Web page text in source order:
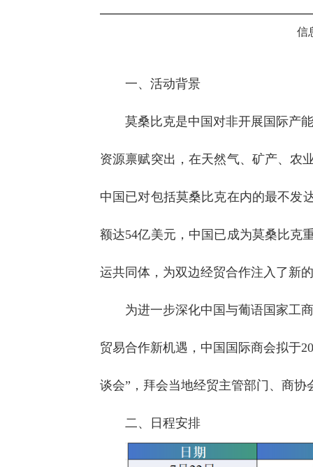
信
一、活动背景
莫桑比克是中国对非开展国际产
资源禀赋突出，在天然气、矿产、农
中国已对包括莫桑比克在内的最不发
额达54亿美元，中国已成为莫桑比克
运共同体，为双边经贸合作注入了新
为进一步深化中国与葡语国家工
贸易合作新机遇，中国国际商会拟于
谈会”，拜会当地经贸主管部门、商
二、日程安排